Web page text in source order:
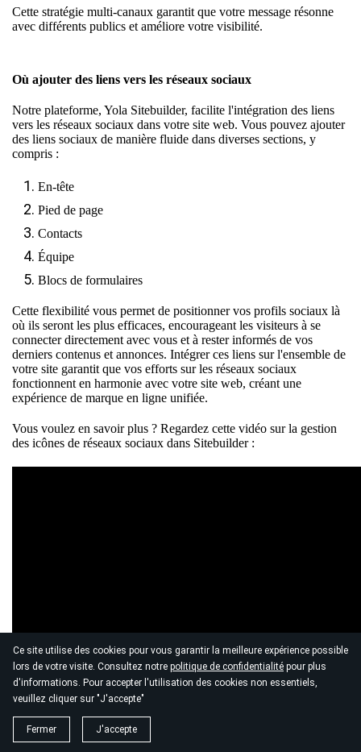
Ce site utilise des cookies pour vous garantir la meilleure expérience possible
lors de votre visite. Consultez notre politique de confidentialité pour plus
d'informations. Pour accepter l'utilisation des cookies non essentiels,
veuillez cliquer sur "J'accepte"
Fermer J'accepte
Cette stratégie multi-canaux garantit que votre message résonne
avec différents publics et améliore votre visibilité.
Où ajouter des liens vers les réseaux sociaux
Notre plateforme, Yola Sitebuilder, facilite l'intégration des liens
vers les réseaux sociaux dans votre site web. Vous pouvez ajouter
des liens sociaux de manière fluide dans diverses sections, y
compris :
En-tête
Pied de page
Contacts
Équipe
Blocs de formulaires
Cette flexibilité vous permet de positionner vos profils sociaux là
où ils seront les plus efficaces, encourageant les visiteurs à se
connecter directement avec vous et à rester informés de vos
derniers contenus et annonces. Intégrer ces liens sur l'ensemble de
votre site garantit que vos efforts sur les réseaux sociaux
fonctionnent en harmonie avec votre site web, créant une
expérience de marque en ligne unifiée.
Vous voulez en savoir plus ? Regardez cette vidéo sur la gestion
des icônes de réseaux sociaux dans Sitebuilder :